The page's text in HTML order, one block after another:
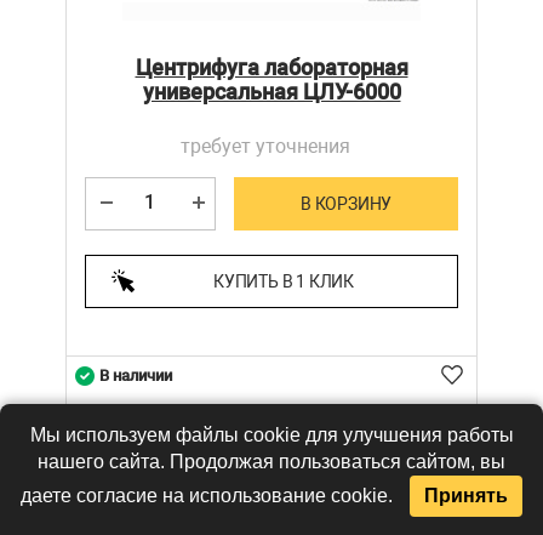
Центрифуга лабораторная
универсальная ЦЛУ-6000
требует уточнения
В КОРЗИНУ
КУПИТЬ В 1 КЛИК
В наличии
Мы используем файлы cookie для улучшения работы
нашего сайта. Продолжая пользоваться сайтом, вы
даете согласие на использование cookie.
Принять